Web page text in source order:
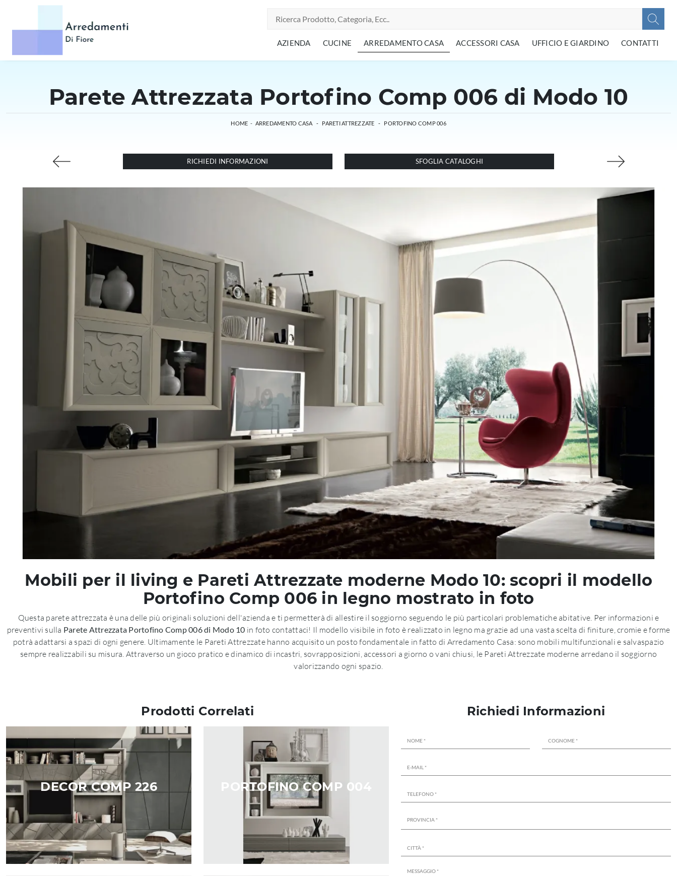
AZIENDA CUCINE ARREDAMENTO CASA ACCESSORI CASA UFFICIO E GIARDINO CONTATTI
Parete Attrezzata Portofino Comp 006 di Modo 10
HOME - ARREDAMENTO CASA - PARETI ATTREZZATE - PORTOFINO COMP 006
RICHIEDI INFORMAZIONI SFOGLIA CATALOGHI
Mobili per il living e Pareti Attrezzate moderne Modo 10: scopri il modello
Portofino Comp 006 in legno mostrato in foto
Questa parete attrezzata è una delle più originali soluzioni dell'azienda e ti permetterà di allestire il soggiorno seguendo le più particolari problematiche abitative. Per informazioni e
preventivi sulla Parete Attrezzata Portofino Comp 006 di Modo 10 in foto contattaci! Il modello visibile in foto è realizzato in legno ma grazie ad una vasta scelta di finiture, cromie e forme
potrà adattarsi a spazi di ogni genere. Ultimamente le Pareti Attrezzate hanno acquisito un posto fondamentale in fatto di Arredamento Casa: sono mobili multifunzionali e salvaspazio
sempre realizzabili su misura. Attraverso un gioco pratico e dinamico di incastri, sovrapposizioni, accessori a giorno o vani chiusi, le Pareti Attrezzate moderne arredano il soggiorno
valorizzando ogni spazio.
Prodotti Correlati
DECOR COMP 226 PORTOFINO COMP 004
Richiedi Informazioni